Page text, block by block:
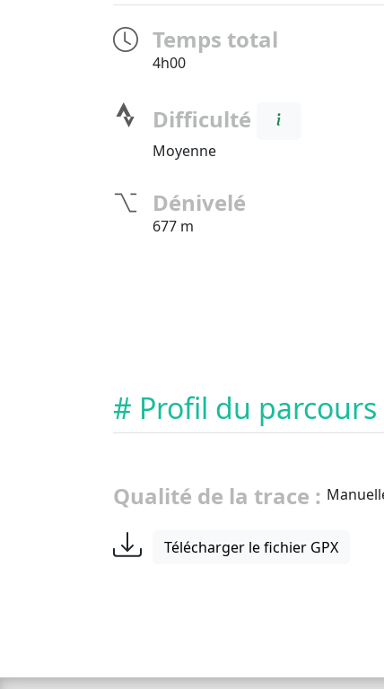
Temps total
4h00
Difficulté
Moyenne
Dénivelé
677 m
# Profil du parcours
Qualité de la trace :
Télécharger le fichier GPX